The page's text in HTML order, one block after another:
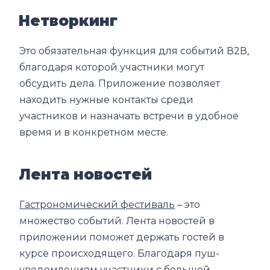
Нетворкинг
Это обязательная функция для событий В2В,
благодаря которой участники могут
обсудить дела. Приложение позволяет
находить нужные контакты среди
участников и назначать встречи в удобное
время и в конкретном месте.
Лента новостей
Гастрономический фестиваль – это
множество событий. Лента новостей в
приложении поможет держать гостей в
курсе происходящего. Благодаря пуш-